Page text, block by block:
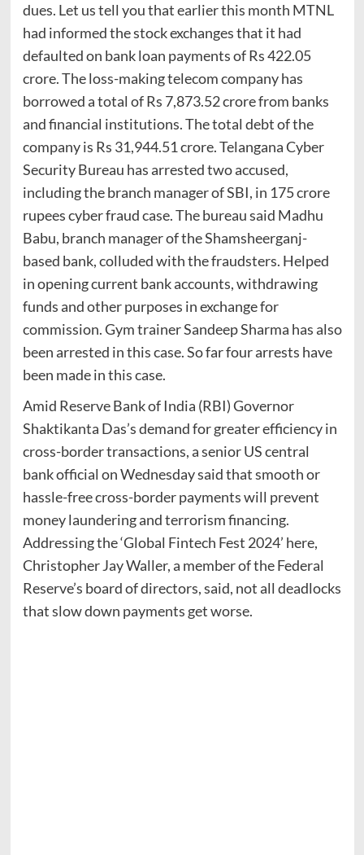
dues. Let us tell you that earlier this month MTNL
had informed the stock exchanges that it had
defaulted on bank loan payments of Rs 422.05
crore. The loss-making telecom company has
borrowed a total of Rs 7,873.52 crore from banks
and financial institutions. The total debt of the
company is Rs 31,944.51 crore. Telangana Cyber
Security Bureau has arrested two accused,
including the branch manager of SBI, in 175 crore
rupees cyber fraud case. The bureau said Madhu
Babu, branch manager of the Shamsheerganj-
based bank, colluded with the fraudsters. Helped
in opening current bank accounts, withdrawing
funds and other purposes in exchange for
commission. Gym trainer Sandeep Sharma has also
been arrested in this case. So far four arrests have
been made in this case.
Amid Reserve Bank of India (RBI) Governor
Shaktikanta Das’s demand for greater efficiency in
cross-border transactions, a senior US central
bank official on Wednesday said that smooth or
hassle-free cross-border payments will prevent
money laundering and terrorism financing.
Addressing the ‘Global Fintech Fest 2024’ here,
Christopher Jay Waller, a member of the Federal
Reserve’s board of directors, said, not all deadlocks
that slow down payments get worse.